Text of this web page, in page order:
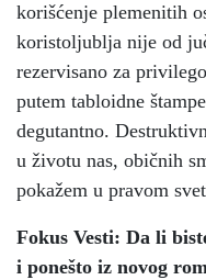
korišćenje plemenitih
koristoljublja nije od
rezervisano za
putem tabloidne
degutantno.
u životu nas, običnih
pokažem u pravom
Fokus Vesti: Da li
i ponešto iz novog